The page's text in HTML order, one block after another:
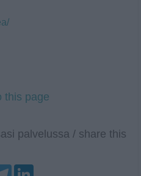
this page
palvelussa / share this
T